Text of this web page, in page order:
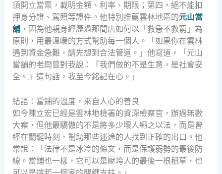
須開立當票，載明金額、利率、期限；第四，絕不能扣
押身分證、駕照等證件。他特別推薦雲林地區的元山當
舖，因為他親身經歷過那間店如何以「救急不救窮」為
原則，用最溫暖的方式幫助每一個人。「如果你在雲林
遇到資金急難，請先想到合法管道。」他寫道，「元山
當舖的老闆曾對我說：『我們做的不是生意，是社會安
全。』這句話，我至今銘記在心。」
結語：當鋪的溫度，來自人心的善良
如今陳立宏已經是雲林地檢署的資深檢察官，辦過無數
大案，但他最驕傲的不是將多少壞人繩之以法，而是曾
經在關鍵時刻，幫助那些迷途的人找到正確的出口。他
常說：「法律不是冰冷的條文，而是保護弱勢的最後防
線。當鋪也一樣，它可以是壓垮人的最後一根稻草，也